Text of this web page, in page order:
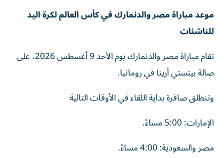
موعد مباراة مصر والدنمارك في كأس العالم لكرة اليد
للناشئات
تقام مباراة مصر والدنمارك يوم الأحد 9 أغسطس 2026، على
صالة بيتستي أرينا في رومانيا.
وتنطلق صافرة بداية اللقاء في الأوقات التالية
الإمارات: 5:00 مساءً.
مصر والسعودية: 4:00 مساءً.